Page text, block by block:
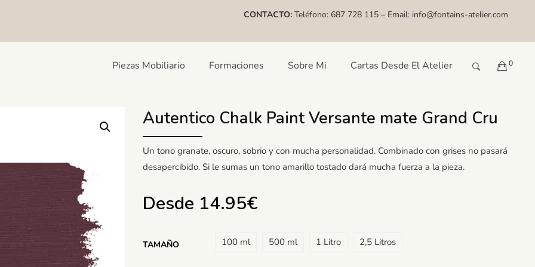
CONTACTO: Teléfono: 687 728 115 – Email: info@fontains-atelier.com
Piezas Mobiliario Formaciones Sobre Mi Cartas Desde El Atelier 0
Autentico Chalk Paint Versante mate Grand Cru
Un tono granate, oscuro, sobrio y con mucha personalidad. Combinado con grises no pasará
desapercibido. Si le sumas un tono amarillo tostado dará mucha fuerza a la pieza.
Desde 14.95€
TAMAÑO 100 ml 500 ml 1 Litro 2,5 Litros